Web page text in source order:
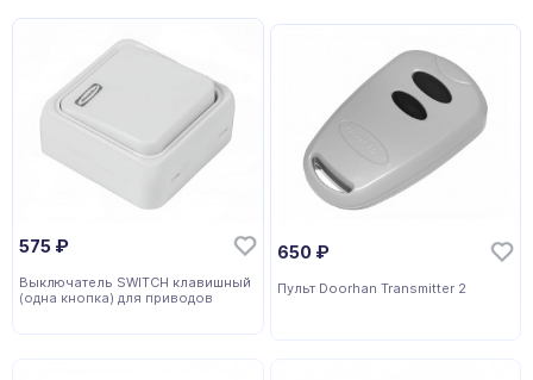
575 ₽
Выключатель SWITCH клавишный
(одна кнопка) для приводов
650 ₽
Пульт Doorhan Transmitter 2